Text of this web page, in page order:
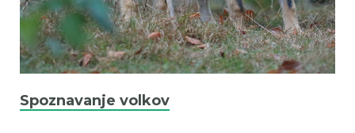
Spoznavanje volkov